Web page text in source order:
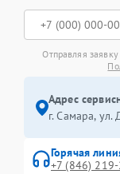
Отправляя
Адрес
г. Самара,
Горячая
+7 (846)